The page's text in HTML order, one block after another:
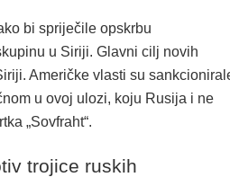
bi spriječile opskrbu
u Siriji. Glavni cilj novih
Američke vlasti su
u ovoj ulozi, koju Rusija i ne
„Sovfraht“.
trojice ruskih